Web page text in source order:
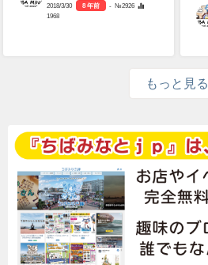
2018/3/30 8 年前
- №2926
1968
もっと見る